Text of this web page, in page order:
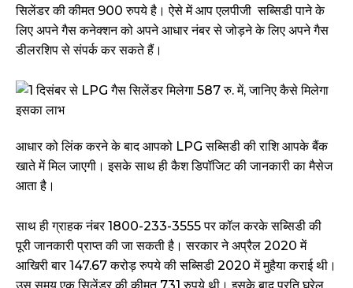
सिलेंडर की कीमत 900 रुपये है। ऐसे में आप एलपीजी सब्सिडी पाने के
लिए अपने गैस कनेक्शन को अपने आधार नंबर से जोड़ने के लिए अपने गैस
डीलरशिप से संपर्क कर सकते हैं।
आधार को लिंक करने के बाद आपको LPG सब्सिडी की राशि आपके बैंक
खाते में मिल जाएगी। इसके साथ ही कैश डिपॉजिट की जानकारी का मैसेज
आता है।
साथ ही ग्राहक नंबर 1800-233-3555 पर कॉल करके सब्सिडी की
पूरी जानकारी प्राप्त की जा सकती है। सरकार ने अप्रैल 2020 में
आखिरी बार 147.67 करोड़ रुपये की सब्सिडी 2020 में मुहैया कराई थी।